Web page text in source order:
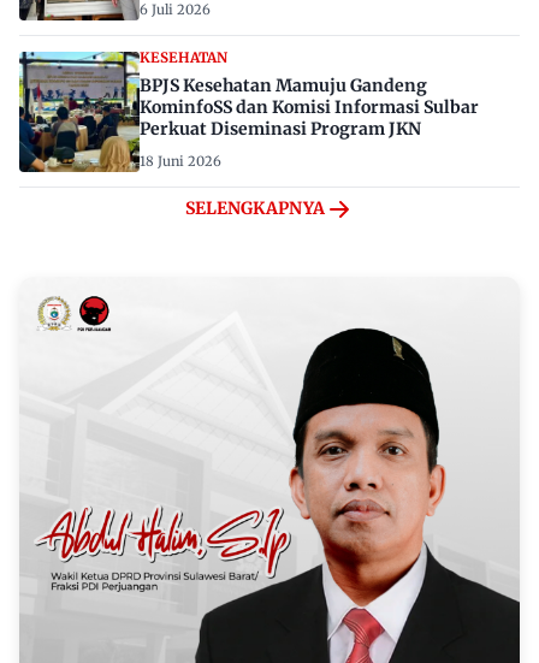
6 Juli 2026
KESEHATAN
BPJS Kesehatan Mamuju Gandeng
KominfoSS dan Komisi Informasi Sulbar
Perkuat Diseminasi Program JKN
18 Juni 2026
SELENGKAPNYA